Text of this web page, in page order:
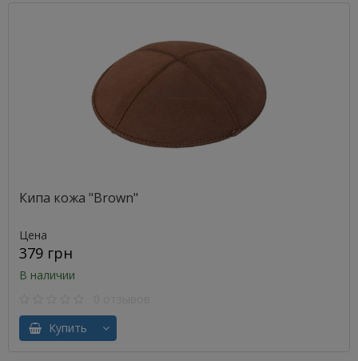
Кипа кожа "Brown"
Цена
379 грн
В наличии
Купить